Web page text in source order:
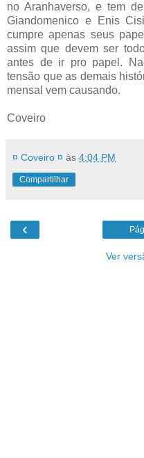
no Aranhaverso, e tem
Giandomenico e Enis
cumpre apenas seus
assim que devem ser
antes de ir pro papel.
tensão que as demais
mensal vem causando.
Coveiro
¤ Coveiro ¤ às 4:04 PM
Compartilhar
‹
Ver